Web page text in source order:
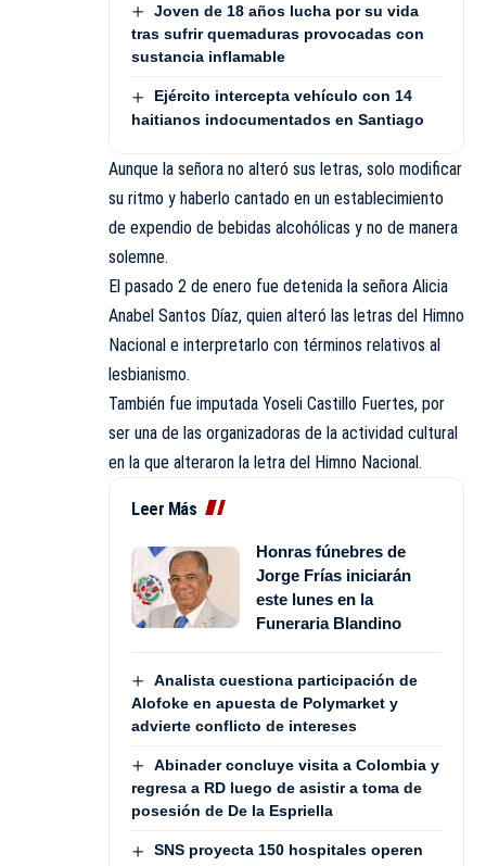
Joven de 18 años lucha por su vida
tras sufrir quemaduras provocadas con
sustancia inflamable
Ejército intercepta vehículo con 14
haitianos indocumentados en Santiago
Aunque la señora no alteró sus letras, solo modificar
su ritmo y haberlo cantado en un establecimiento
de expendio de bebidas alcohólicas y no de manera
solemne.
El pasado 2 de enero fue detenida la señora Alicia
Anabel Santos Díaz, quien alteró las letras del Himno
Nacional e interpretarlo con términos relativos al
lesbianismo.
También fue imputada Yoseli Castillo Fuertes, por
ser una de las organizadoras de la actividad cultural
en la que alteraron la letra del Himno Nacional.
Leer Más
Honras fúnebres de
Jorge Frías iniciarán
este lunes en la
Funeraria Blandino
Analista cuestiona participación de
Alofoke en apuesta de Polymarket y
advierte conflicto de intereses
Abinader concluye visita a Colombia y
regresa a RD luego de asistir a toma de
posesión de De la Espriella
SNS proyecta 150 hospitales operen